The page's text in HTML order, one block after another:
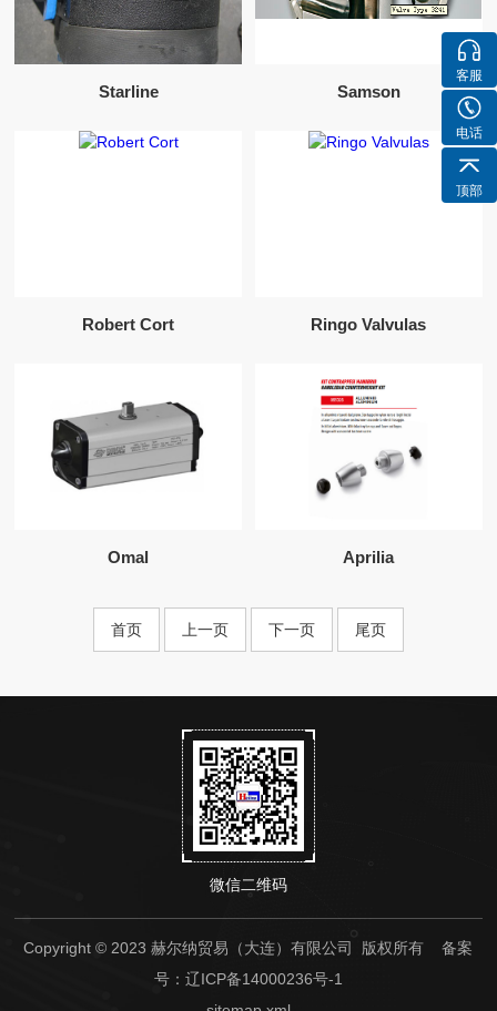
Starline Samson
Robert Cort Ringo Valvulas
Omal Aprilia
首页 上一页 下一页 尾页
微信二维码
Copyright © 2023 赫尔纳贸易（大连）有限公司 版权所有备案
号：辽ICP备14000236号-1
客服
电话
顶部